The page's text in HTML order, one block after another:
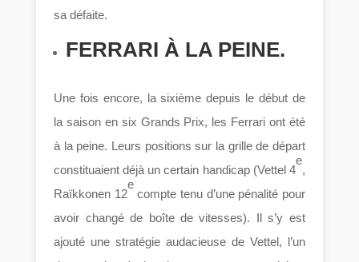
sa défaite.
FERRARI À LA PEINE.
Une fois encore, la sixième depuis le début de
la saison en six Grands Prix, les Ferrari ont été
à la peine. Leurs positions sur la grille de départ
constituaient déjà un certain handicap (Vettel 4
e
,
Raïkkonen 12
e
compte tenu d’une pénalité pour
avoir changé de boîte de vitesses). Il s’y est
ajouté une stratégie audacieuse de Vettel, l’un